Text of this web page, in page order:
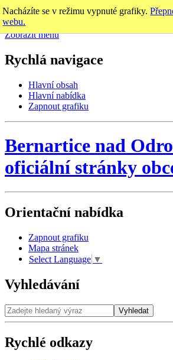
Zobrazit menu
Nacházíte se v režimu vypnuté grafiky.
webu.
Rychlá navigace
Hlavní obsah
Hlavní nabídka
Zapnout grafiku
Bernartice nad
oficiální stránky
Orientační nabídka
Zapnout grafiku
Mapa stránek
Select Language ▼
Vyhledávání
Vyhledat
Rychlé odkazy